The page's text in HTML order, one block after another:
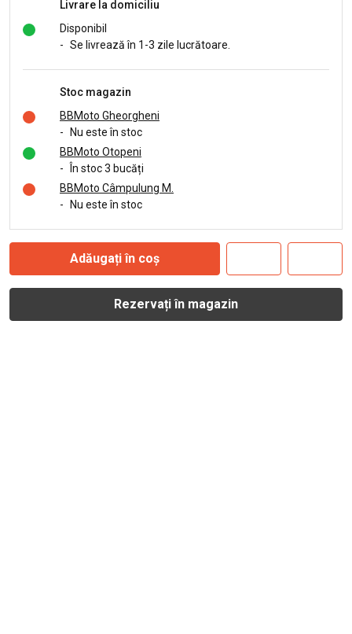
Livrare la domiciliu
Disponibil
- Se livrează în 1-3 zile lucrătoare.
Stoc magazin
BBMoto Gheorgheni
-
Nu este în stoc
BBMoto Otopeni
-
În stoc 3 bucăți
BBMoto Câmpulung M.
-
Nu este în stoc
Adăugați în coș
Rezervați în magazin